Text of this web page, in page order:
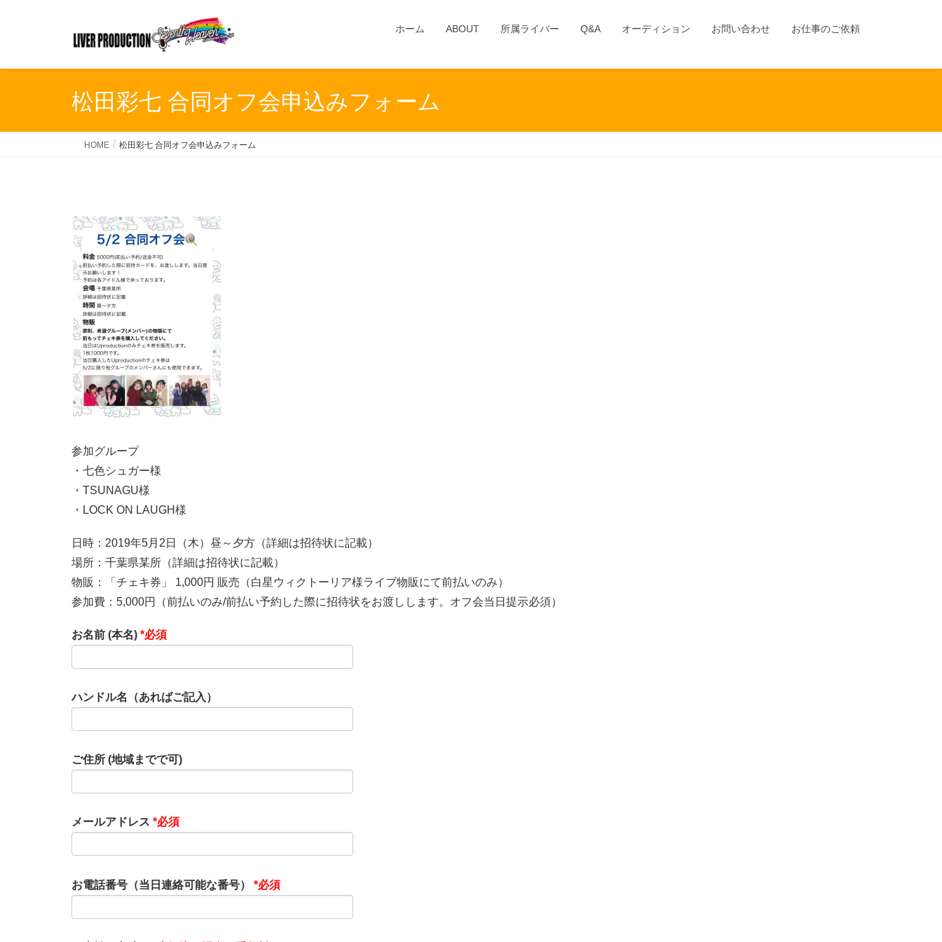
ホーム ABOUT 所属ライバー Q&A オーディション お問い合わせ お仕事のご依頼
松田彩七 合同オフ会申込みフォーム
HOME 松田彩七 合同オフ会申込みフォーム
参加グループ
・七色シュガー様
・TSUNAGU様
・LOCK ON LAUGH様
日時：2019年5月2日（木）昼～夕方（詳細は招待状に記載）
場所：千葉県某所（詳細は招待状に記載）
物販：「チェキ券」 1,000円 販売（白星ウィクトーリア様ライブ物販にて前払いのみ）
参加費：5,000円（前払いのみ/前払い予約した際に招待状をお渡しします。オフ会当日提示必須）
お名前 (本名) *必須
ハンドル名（あればご記入）
ご住所 (地域までで可)
メールアドレス *必須
お電話番号（当日連絡可能な番号） *必須